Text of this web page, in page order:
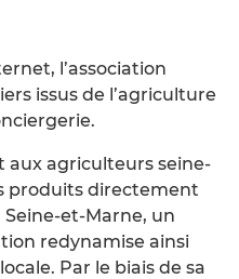
l’association
issus de l’agriculture
aux agriculteurs seine-
produits directement
et-Marne, un
redynamise ainsi
Par le biais de sa